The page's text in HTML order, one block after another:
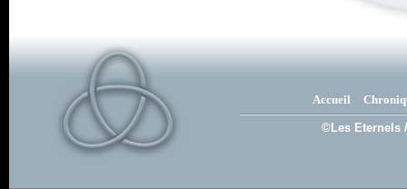
Accueil
©Les Eternels